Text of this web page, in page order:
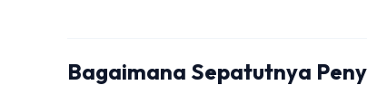
Bagaimana Sepatutnya